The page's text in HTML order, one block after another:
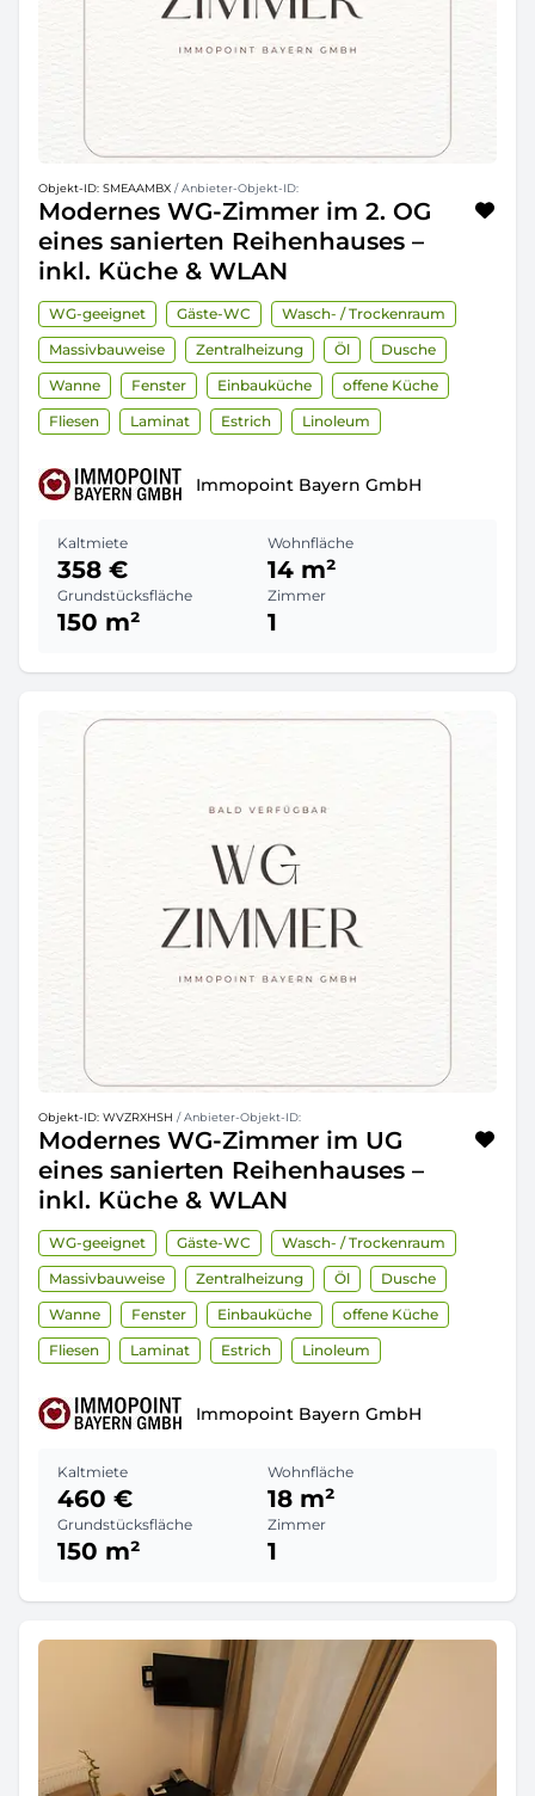
Objekt-ID: SMEAAMBX / Anbieter-Objekt-ID:
Modernes WG-Zimmer im 2. OG
eines sanierten Reihenhauses –
inkl. Küche & WLAN
WG-geeignet Gäste-WC
Wasch- / Trockenraum
Massivbauweise
Zentralheizung Öl
Dusche
Wanne
Fenster Einbauküche
offene Küche
Fliesen
Laminat Estrich Linoleum
Immopoint Bayern GmbH
Kaltmiete
358 €
Wohnfläche
14 m²
Grundstücksfläche
150 m²
Zimmer
1
Objekt-ID: WVZRXHSH / Anbieter-Objekt-ID:
Modernes WG-Zimmer im UG
eines sanierten Reihenhauses –
inkl. Küche & WLAN
WG-geeignet Gäste-WC
Wasch- / Trockenraum
Massivbauweise
Zentralheizung Öl
Dusche
Wanne
Fenster Einbauküche
offene Küche
Fliesen
Laminat Estrich Linoleum
Immopoint Bayern GmbH
Kaltmiete
460 €
Wohnfläche
18 m²
Grundstücksfläche
150 m²
Zimmer
1